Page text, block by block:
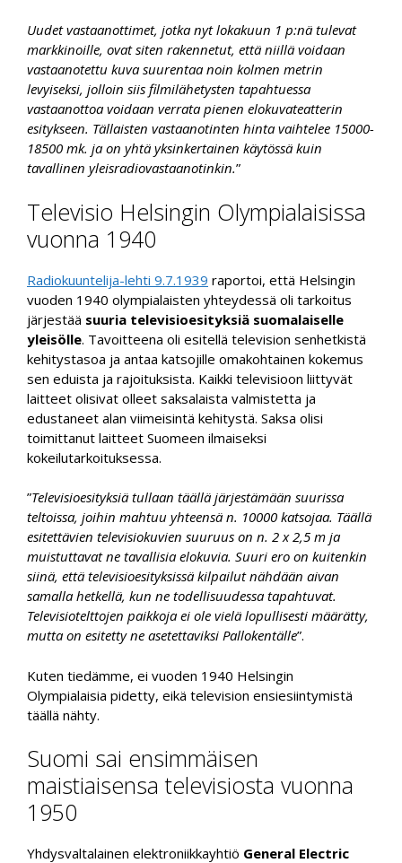
Uudet vastaanottimet, jotka nyt lokakuun 1 p:nä tulevat
markkinoille, ovat siten rakennetut, että niillä voidaan
vastaanotettu kuva suurentaa noin kolmen metrin
levyiseksi, jolloin siis filmilähetysten tapahtuessa
vastaanottoa voidaan verrata pienen elokuvateatterin
esitykseen. Tällaisten vastaanotinten hinta vaihtelee 15000-
18500 mk. ja on yhtä yksinkertainen käytössä kuin
tavallinen yleisradiovastaanotinkin.”
Televisio Helsingin Olympialaisissa
vuonna 1940
Radiokuuntelija-lehti 9.7.1939 raportoi, että Helsingin
vuoden 1940 olympialaisten yhteydessä oli tarkoitus
järjestää suuria televisioesityksiä suomalaiselle
yleisölle. Tavoitteena oli esitellä television senhetkistä
kehitystasoa ja antaa katsojille omakohtainen kokemus
sen eduista ja rajoituksista. Kaikki televisioon liittyvät
laitteet olisivat olleet saksalaista valmistetta ja
edustaneet alan viimeisintä kehitystä. Saksa olisi
toimittanut laitteet Suomeen ilmaiseksi
kokeilutarkoituksessa.
”Televisioesityksiä tullaan täällä järjestämään suurissa
teltoissa, joihin mahtuu yhteensä n. 10000 katsojaa. Täällä
esitettävien televisiokuvien suuruus on n. 2 x 2,5 m ja
muistuttavat ne tavallisia elokuvia. Suuri ero on kuitenkin
siinä, että televisioesityksissä kilpailut nähdään aivan
samalla hetkellä, kun ne todellisuudessa tapahtuvat.
Televisiotelttojen paikkoja ei ole vielä lopullisesti määrätty,
mutta on esitetty ne asetettaviksi Pallokentälle”.
Kuten tiedämme, ei vuoden 1940 Helsingin
Olympialaisia pidetty, eikä television ensiesiintymistä
täällä nähty.
Suomi sai ensimmäisen
maistiaisensa televisiosta vuonna
1950
Yhdysvaltalainen elektroniikkayhtiö General Electric